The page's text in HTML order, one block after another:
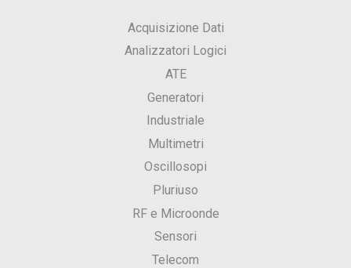
Acquisizione Dati
Analizzatori Logici
ATE
Generatori
Industriale
Multimetri
Oscillosopi
Pluriuso
RF e Microonde
Sensori
Telecom